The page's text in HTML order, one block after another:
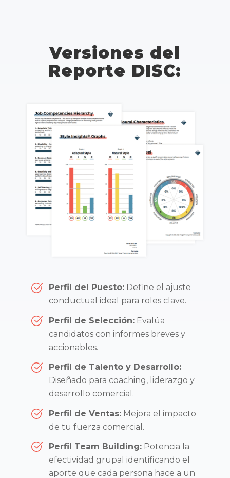
Versiones del
Reporte DISC:
Perfil del Puesto: Define el ajuste
conductual ideal para roles clave.
Perfil de Selección: Evalúa
candidatos con informes breves y
accionables.
Perfil de Talento y Desarrollo:
Diseñado para coaching, liderazgo y
desarrollo comercial.
Perfil de Ventas: Mejora el impacto
de tu fuerza comercial.
Perfil Team Building: Potencia la
efectividad grupal identificando el
aporte que cada persona hace a un